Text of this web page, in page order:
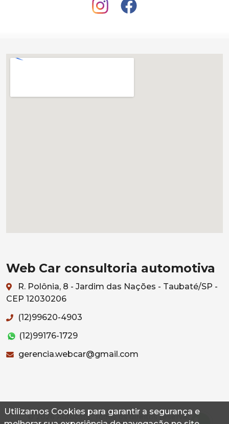
Utilizamos Cookies para garantir a segurança e
Web Car consultoria automotiva
R. Polônia, 8 - Jardim das Nações - Taubaté/SP -
CEP 12030206
(12)99620-4903
(12)99176-1729
gerencia.webcar@gmail.com
© 2026 Autoconf. Todos os direitos reservados.